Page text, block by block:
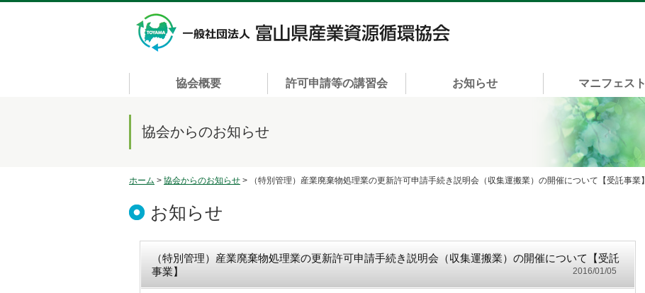
協会概要 許可申請等の講習会 お知らせ マニフェスト
協会からのお知らせ
ホーム > 協会からのお知らせ > （特別管理）産業廃棄物処理業の更新許可申請手続き説明会（収集運搬業）の開催について【受託事業】
お知らせ
（特別管理）産業廃棄物処理業の更新許可申請手続き説明会（収集運搬業）の開催について【受託
事業】
2016/01/05